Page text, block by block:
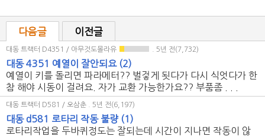
다음글 이전글
대동 트랙터 D4351 / 아무것도몰라유 . 5년 전(7,732)
대동 4351 예열이 잘안되요 (2)
예열이 키를 돌리면 파라메터?? 벌겋게 됫다가 다시 식엇다가 한
참 해야 시동이 걸려요. 자가 교환 가능한가요?? 부품좀 . . .
대동 트랙터 D581 / 오삼춘 . 5년 전(6,197)
대동 d581 로타리 작동 불량 (1)
로타리작업을 두바퀴정도는 잘되는데 시간이 지나면 작동이 않